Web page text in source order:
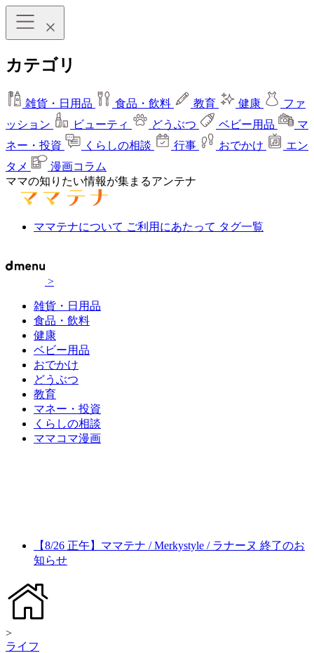
カテゴリ
雑貨・日用品 食品・飲料 教育 健康
ファ
ッション
ビューティ どうぶつ ベビー用品
マ
ネー・投資
くらしの相談 行事 おでかけ
エン
タメ
漫画コラム
ママの知りたい情報が集まるアンテナ
ママテナについて ご利用にあたって タグ一覧
>
雑貨・日用品
食品・飲料
健康
ベビー用品
おでかけ
どうぶつ
教育
マネー・投資
くらしの相談
ママコマ漫画
【8/26 正午】ママテナ / Merkystyle / ラナーヌ 終了のお
知らせ
>
ライフ